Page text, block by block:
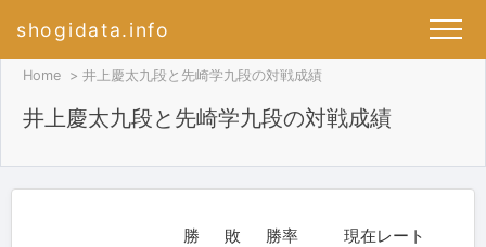
shogidata.info
Home 井上慶太九段と先崎学九段の対戦成績
井上慶太九段と先崎学九段の対戦成績
勝 敗 勝率 現在レート